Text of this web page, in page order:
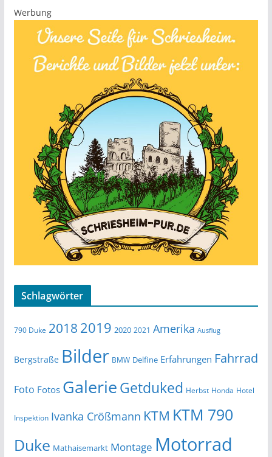
Werbung
Schlagwörter
790 Duke 2018 2019 2020 2021 Amerika Ausflug
Bergstraße Bilder BMW Delfine Erfahrungen Fahrrad
Foto Fotos GalerieGetduked Herbst Honda Hotel
Inspektion Ivanka Crößmann KTM KTM 790
Duke Mathaisemarkt Montage Motorrad